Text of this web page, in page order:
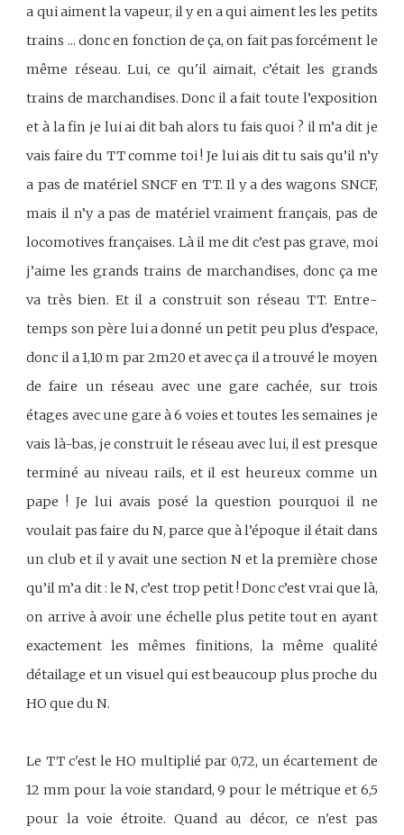
a qui aiment la vapeur, il y en a qui aiment les les petits
trains ... donc en fonction de ça, on fait pas forcément le
même réseau. Lui, ce qu'il aimait, c’était les grands
trains de marchandises. Donc il a fait toute l’exposition
et à la fin je lui ai dit bah alors tu fais quoi ? il m’a dit je
vais faire du TT comme toi ! Je lui ais dit tu sais qu’il n’y
a pas de matériel SNCF en TT. Il y a des wagons SNCF,
mais il n’y a pas de matériel vraiment français, pas de
locomotives françaises. Là il me dit c’est pas grave, moi
j’aime les grands trains de marchandises, donc ça me
va très bien. Et il a construit son réseau TT. Entre-
temps son père lui a donné un petit peu plus d’espace,
donc il a 1,10 m par 2m20 et avec ça il a trouvé le moyen
de faire un réseau avec une gare cachée, sur trois
étages avec une gare à 6 voies et toutes les semaines je
vais là-bas, je construit le réseau avec lui, il est presque
terminé au niveau rails, et il est heureux comme un
pape ! Je lui avais posé la question pourquoi il ne
voulait pas faire du N, parce que à l’époque il était dans
un club et il y avait une section N et la première chose
qu’il m’a dit : le N, c’est trop petit ! Donc c’est vrai que là,
on arrive à avoir une échelle plus petite tout en ayant
exactement les mêmes finitions, la même qualité
détailage et un visuel qui est beaucoup plus proche du
HO que du N.
Le TT c'est le HO multiplié par 0,72, un écartement de
12 mm pour la voie standard, 9 pour le métrique et 6,5
pour la voie étroite. Quand au décor, ce n'est pas